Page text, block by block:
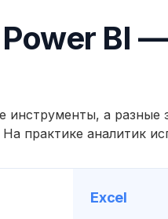
BI
а разные
практике аналитик
Excel